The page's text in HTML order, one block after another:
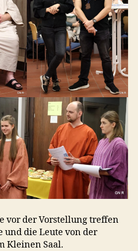
vor der Vorstellung treffen
und die Leute von der
Kleinen Saal.